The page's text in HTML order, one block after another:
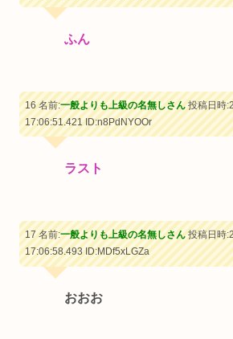
ふん
16 名前:一般よりも上級の名無しさん投稿日時
17:06:51.421ID:n8PdNYOOr
ラスト
17 名前:一般よりも上級の名無しさん投稿日時
17:06:58.493ID:MDf5xLGZa
おおお